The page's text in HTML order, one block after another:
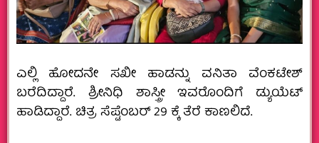
ಎಲ್ಲಿ ಹೋದನೇ ಸಖೀ ಹಾಡನ್ನು ವನಿತಾ ವೆಂಕಟೇಶ್
ಬರೆದಿದ್ದಾರೆ. ಶ್ರೀನಿಧಿ ಶಾಸ್ತ್ರೀ ಇವರೊಂದಿಗೆ ಡ್ಯುಯೆಟ್
ಹಾಡಿದ್ದಾರೆ. ಚಿತ್ರ ಸೆಪ್ಟೆಂಬರ್ 29 ಕ್ಕೆ ತೆರೆ ಕಾಣಲಿದೆ.